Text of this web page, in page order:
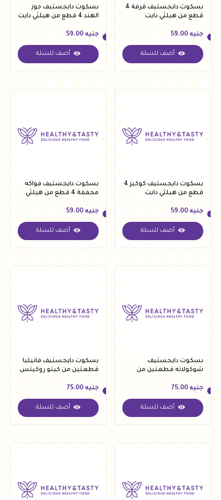
بسكوت دايجستيف قرفة 4
قطع من هيلثي دايت
جنيه
جنيه 59.00
أضف للسلة
بسكوت دايجستيف جوز
الهند 4 قطع من هيلثي دايت
جنيه
جنيه 59.00
أضف للسلة
بسكوت دايجستيف كوكيز 4
قطع من هيلثي دايت
جنيه
جنيه 59.00
أضف للسلة
بسكوت دايجستيف فواكه
مجففة 4 قطع من هيلثي
دايت
جنيه
جنيه 59.00
أضف للسلة
بسكوت دايجستيف
شوكولاته قطعتين من
كيتو روكيتس
جنيه
جنيه 75.00
أضف للسلة
بسكوت دايجستيف فانيليا
قطعتين من كيتو روكيتس
جنيه
جنيه 75.00
أضف للسلة